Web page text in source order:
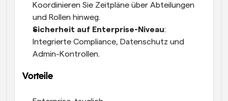
Koordinieren Sie Zeitpläne über Abteilungen
und Rollen hinweg.
Sicherheit auf Enterprise-Niveau:
Integrierte Compliance, Datenschutz und
Admin-Kontrollen.
Vorteile